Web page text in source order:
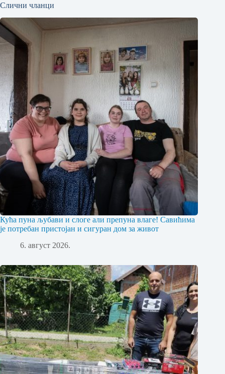
Слични чланци
Кућа пуна љубави и слоге али препуна влаге! Савићима
је потребан пристојан и сигуран дом за живот
6. август 2026.